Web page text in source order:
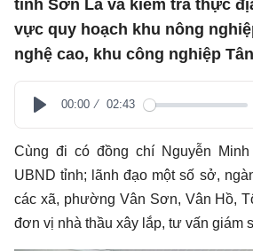
tỉnh Sơn La và kiểm tra thực
vực quy hoạch khu nông
nghệ cao, khu công nghiệp
Play
00:00 02:43
Cùng đi có đồng chí Nguyễn
UBND tỉnh; lãnh đạo một số sở,
các xã, phường Vân Sơn, Vân Hồ,
đơn vị nhà thầu xây lắp, tư vấn giám